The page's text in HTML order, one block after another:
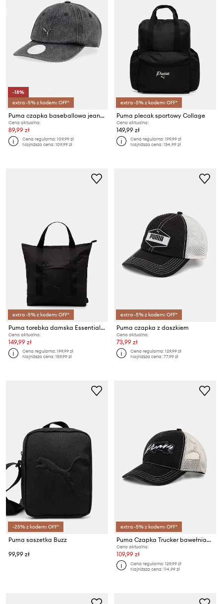
-18%
extra -5% z kodem: OFF*
Puma czapka baseballowa jeansowa Wardrobe Essential
Cena aktualna:
89,99 zł
Cena regularna:109,99 zł
Najniższa cena:109,99 zł
extra -5% z kodem: OFF*
Puma plecak sportowy Collage
Cena aktualna:
149,99 zł
Cena regularna:199,99 zł
Najniższa cena:134,99 zł
extra -5% z kodem: OFF*
Puma torebka damska Essentials Tote
Cena aktualna:
149,99 zł
Cena regularna:199,99 zł
Najniższa cena:159,99 zł
extra -5% z kodem: OFF*
Puma czapka z daszkiem
Cena aktualna:
73,99 zł
Cena regularna:129,99 zł
Najniższa cena:77,99 zł
-25% z kodem: OFF*
Puma saszetka Buzz
99,99 zł
extra -5% z kodem: OFF*
Puma Czapka Trucker bawełniana
Cena aktualna:
109,99 zł
Cena regularna:129,99 zł
Najniższa cena:114,99 zł